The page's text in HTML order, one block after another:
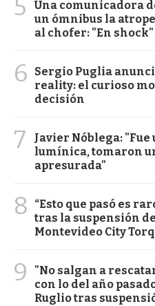
5
Una comunicadora
un ómnibus la
al chofer: "En shock"
6
Sergio Puglia
reality: el curioso
decisión
7
Javier Nóblega:
lumínica, tomaron
apresurada"
8
“Esto que pasó es
tras la suspensión
Montevideo City
9
"No salgan a
con lo del año
Ruglio tras